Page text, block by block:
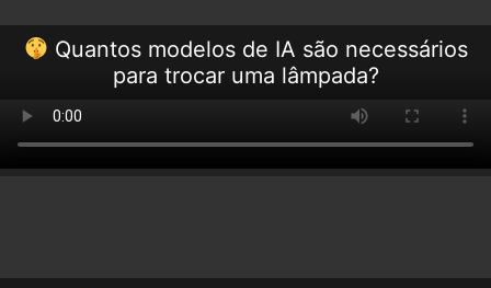
Quantos modelos de IA são necessários
para trocar uma lâmpada?